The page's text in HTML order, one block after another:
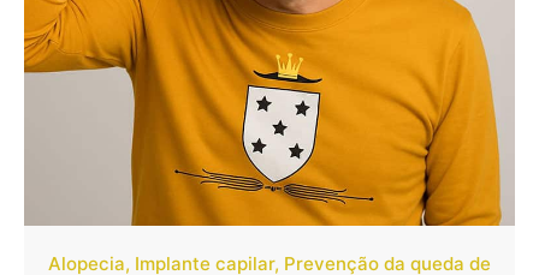
Alopecia Implante capilar Prevenção da queda de